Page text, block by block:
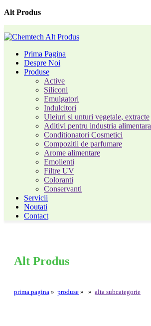
Alt Produs
Prima Pagina
Despre Noi
Produse
Active
Siliconi
Emulgatori
Indulcitori
Uleiuri si unturi vegetale, extracte
Aditivi pentru industria alimentara
Conditionatori Cosmetici
Compozitii de parfumare
Arome alimentare
Emolienti
Filtre UV
Coloranti
Conservanti
Servicii
Noutati
Contact
Alt Produs
prima pagina » produse » » alta subcategorie